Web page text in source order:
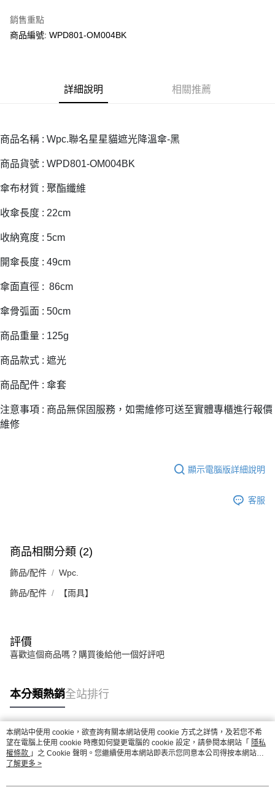
Google Pay
流程，驗證手機門號後，選擇欲分期的期數、繳款截止日，確認付款後即完
成交易。
4.訂單成立30分鐘內，如未前往確認交易或遇審核未通過，訂單將自動取
法說明評估內容。
1.分期款項不併入電信帳單，「大哥付你分期」於每月結算日後寄送繳費提
2.透過簡訊連結打開帳單後，可選擇「超商條碼／台灣大直營門市／銀行轉
帳／街口支付／iPASS MONEY」等通路繳費。
【注意事項】
用戶於交易時，得透過本服務購買商品或服務，並由商店將買賣／分期付款
2.基於同意付款使用「大哥付你分期」之契約關係目的，商店將以您的個人
由本公司與您本人進行分期帳單所需資料之確認、核對及更正。
3.完整用戶服務條款，請詳閱以下連結：
【關於「AFTEE先享後付」】
便利好安心！
１．簡單：不需註冊會員、不需綁卡、不需儲值。
２．便利：只要手機號碼，簡訊認證，即可結帳。
３．安心：先確認商品／服務後，再付款。
【「AFTEE先享後付」結帳流程】
結帳頁面，進行簡訊認證並確認金額後，即可完成結帳。
３．收到繳費通知簡訊後14天內，點擊此簡訊中的連結，可透過四大超商／
※ 請注意：結帳手續完成當下不需立刻繳費，但若您需要取消訂單，請聯絡
購買商品的店家。未經商家同意取消之訂單仍視為有效，需透過AFTEE先享
※ 交易是否成功請以「AFTEE先享後付 」之結帳頁面顯示為準，若有關於
客戶支援中心」https://netprotections.freshdesk.com/support/home
【注意事項】
易，需依本服務之必要範圍內提供個人資料，並將交易相關給付款項請求債
權轉讓予恩沛科技股份有限公司。
２．關於個人資料處理事宜，請瀏覽以下網址：
https://aftee.tw/terms/#terms3
３．未成年的使用者請事先徵得法定代理人或監護人之同意方可使用
時審查核予不同之上限額度；若仍有額度不足之情形，本公司將視審查結果
恩沛科技股份有限公司將有權停止該用戶之使用額度並採取法律行動。
ATM付款
每筆NT$70，滿NT$899(含以上)免運費
付款後7-11取貨
每筆NT$100，滿NT$1,000(含以上)免運費
京站台北店客服中心(1F星巴克旁) 即日起不提供京站紙袋，取件時
請自備購物袋，若需購買紙袋可現場詢問
銷售重點
商品編號: WPD801-OM004BK
詳細說明 相關推薦
商品名稱 : Wpc.聯名星星貓遮光降溫傘-黑
商品貨號 : WPD801-OM004BK
傘布材質 : 聚酯纖維
收傘長度 : 22cm
收納寬度 : 5cm
開傘長度 : 49cm
傘面直徑 : 86cm
傘骨弧面 : 50cm
商品重量 : 125g
商品款式 : 遮光
商品配件 : 傘套
注意事項 : 商品無保固服務，如需維修可送至實體專櫃進行報價
維修
顯示電腦版詳細說明
客服
商品相關分類 (2)
飾品/配件 Wpc.
飾品/配件 【雨具】
評價
喜歡這個商品嗎？購買後給他一個好評吧
本分類熱銷全站排行
熱門標籤
本網站中使用 cookie，欲查詢有關本網站使用 cookie 方式之詳情，及若您不希
望在電腦上使用 cookie 時應如何變更電腦的 cookie 設定，請參閱本網站「 隱私
權條款 」之 Cookie 聲明。您繼續使用本網站即表示您同意本公司得按本網站使
用條款之 Cookie 聲明使用 cookie。
了解更多 >